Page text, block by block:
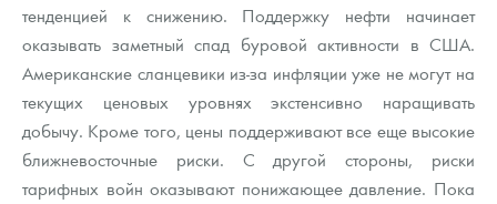
Год Лошади
Флот: ледоколы и корабли
Жетоны "Необыкновенные обитатели глубин"
Монеты
Политика конфиденциальности
Политика использования Cookies
Пресс-служба
тенденцией к снижению. Поддержку нефти начинает
оказывать заметный спад буровой активности в США.
Американские сланцевики из-за инфляции уже не могут на
текущих ценовых уровнях экстенсивно наращивать
добычу. Кроме того, цены поддерживают все еще высокие
ближневосточные риски. С другой стороны, риски
тарифных войн оказывают понижающее давление. Пока